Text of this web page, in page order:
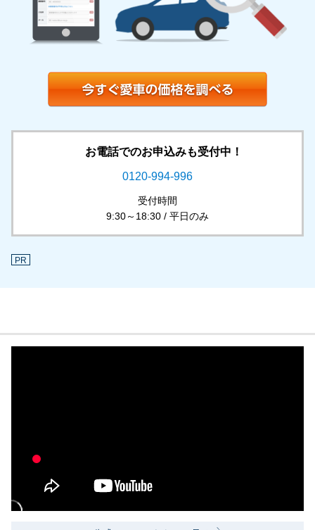
お電話でのお申込みも受付中！
0120-994-996
受付時間
9:30～18:30 / 平日のみ
PR